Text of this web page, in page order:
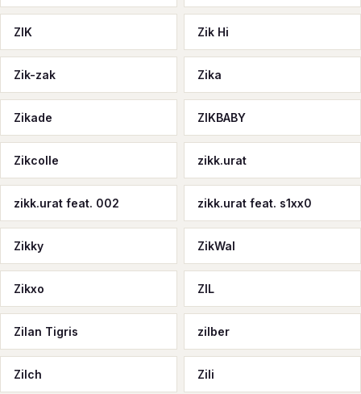
ZIK Zik Hi
Zik-zak Zika
Zikade ZIKBABY
Zikcolle zikk.urat
zikk.urat feat. 002 zikk.urat feat. s1xx0
Zikky ZikWal
Zikxo ZIL
Zilan Tigris zilber
Zilch Zili